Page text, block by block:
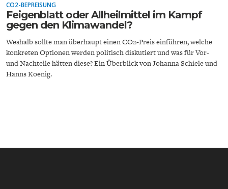
INDUSTRIEPOLITIK
ENERGIE & UMWELT
CO2-BEPREISUNG
Feigenblatt oder Allheilmittel im Kampf
gegen den Klimawandel?
Weshalb sollte man überhaupt einen CO2-Preis einführen, welche
konkreten Optionen werden politisch diskutiert und was für Vor-
und Nachteile hätten diese? Ein Überblick von Johanna Schiele und
Hanns Koenig.